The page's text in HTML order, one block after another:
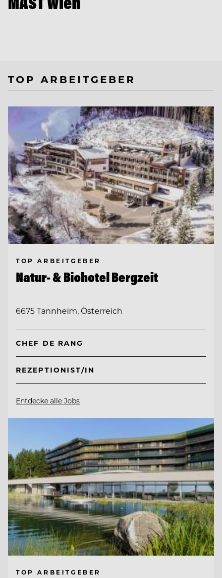
TOP ARBEITGEBER
TOP ARBEITGEBER
Natur- & Biohotel Bergzeit
6675 Tannheim, Österreich
CHEF DE RANG
REZEPTIONIST/IN
Entdecke alle Jobs
TOP ARBEITGEBER